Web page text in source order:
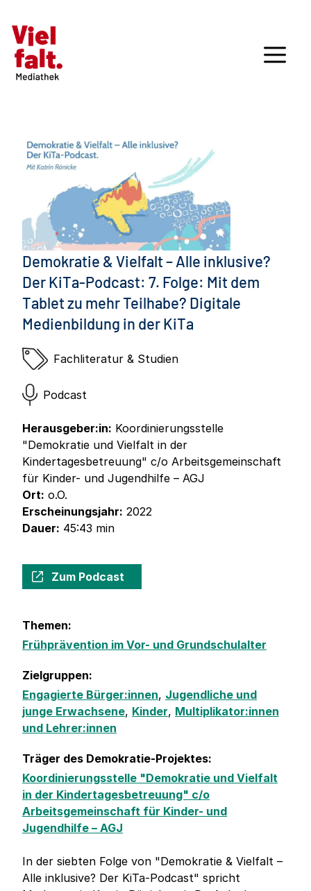
Demokratie & Vielfalt – Alle inklusive?
Der KiTa-Podcast: 7. Folge: Mit dem
Tablet zu mehr Teilhabe? Digitale
Medienbildung in der KiTa
Fachliteratur & Studien
Podcast
Herausgeber:in: Koordinierungsstelle
"Demokratie und Vielfalt in der
Kindertagesbetreuung" c/o Arbeitsgemeinschaft
für Kinder- und Jugendhilfe – AGJ
Ort: o.O.
Erscheinungsjahr: 2022
Dauer: 45:43 min
Zum Podcast
Themen:
Frühprävention im Vor- und Grundschulalter
Zielgruppen:
Engagierte Bürger:innen, Jugendliche und
junge Erwachsene, Kinder, Multiplikator:innen
und Lehrer:innen
Träger des Demokratie-Projektes:
Koordinierungsstelle "Demokratie und Vielfalt
in der Kindertagesbetreuung" c/o
Arbeitsgemeinschaft für Kinder- und
Jugendhilfe – AGJ
In der siebten Folge von "Demokratie & Vielfalt –
Alle inklusive? Der KiTa-Podcast" spricht